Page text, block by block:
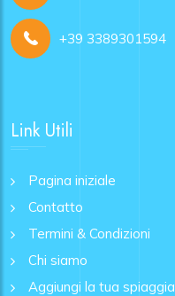
+39 3389301594
Link Utili
Pagina iniziale
Contatto
Termini & Condizioni
Chi siamo
Aggiungi la tua spiaggia